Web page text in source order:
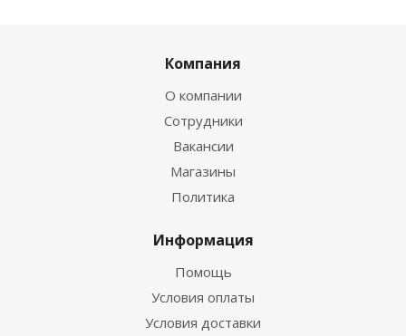
Компания
О компании
Сотрудники
Вакансии
Магазины
Политика
Информация
Помощь
Условия оплаты
Условия доставки